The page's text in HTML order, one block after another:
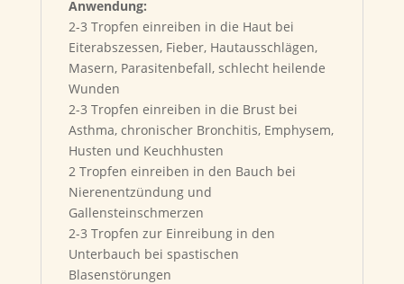
Anwendung:
2-3 Tropfen einreiben in die Haut bei
Eiterabszessen, Fieber, Hautausschlägen,
Masern, Parasitenbefall, schlecht heilende
Wunden
2-3 Tropfen einreiben in die Brust bei
Asthma, chronischer Bronchitis, Emphysem,
Husten und Keuchhusten
2 Tropfen einreiben in den Bauch bei
Nierenentzündung und
Gallensteinschmerzen
2-3 Tropfen zur Einreibung in den
Unterbauch bei spastischen
Blasenstörungen